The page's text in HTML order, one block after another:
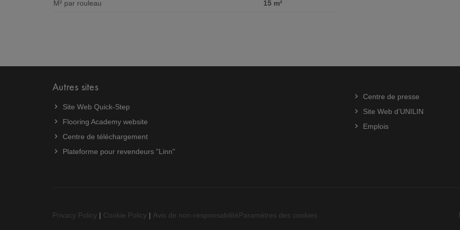
M² par rouleau 15 m²
Autres sites
Site Web Quick-Step
Flooring Academy website
Centre de téléchargement
Plateforme pour revendeurs "Linn"
Centre de presse
Site Web d’UNILIN
Emplois
Privacy Policy | Cookie Policy | Avis de non-responsabilitéParamètres des cookies